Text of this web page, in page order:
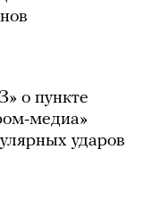
о пункте
медиа»
ударов